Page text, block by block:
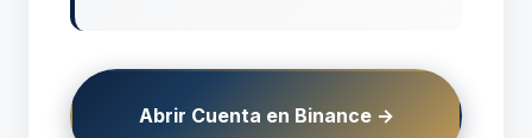
Abrir Cuenta en Binance →